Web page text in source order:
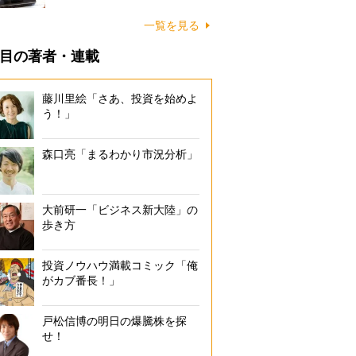
一覧を見る
の著者・連載
藤川里絵「さあ、投資を始めよ
う！」
森口亮「まるわかり市況分析」
大前研一「ビジネス新大陸」の
歩き方
投資ノウハウ満載コミック「俺
がカブ番長！」
戸松信博の明日の爆騰株を探
せ！